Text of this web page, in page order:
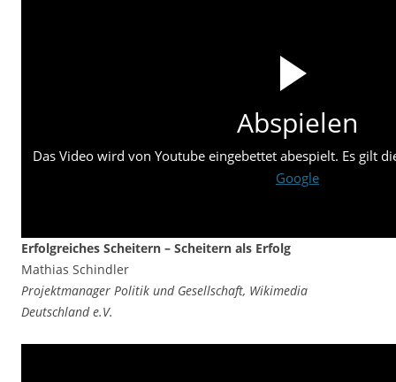
Abspielen
Das Video wird von Youtube eingebettet abespielt. Es gilt
Google
Erfolgreiches Scheitern – Scheitern als Erfolg
Mathias Schindler
Projektmanager Politik und Gesellschaft, Wikimedia
Deutschland e.V.